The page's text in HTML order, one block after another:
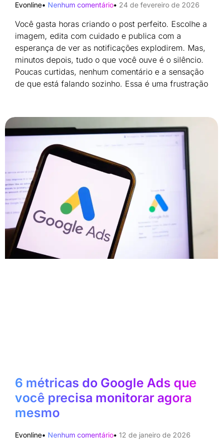
Evonline 24 de fevereiro de 2026
Nenhum comentário
Você gasta horas criando o post perfeito. Escolhe a
imagem, edita com cuidado e publica com a
esperança de ver as notificações explodirem. Mas,
minutos depois, tudo o que você ouve é o silêncio.
Poucas curtidas, nenhum comentário e a sensação
de que está falando sozinho. Essa é uma frustração
6 métricas do Google Ads que
você precisa monitorar agora
mesmo
Evonline 12 de janeiro de 2026
Nenhum comentário